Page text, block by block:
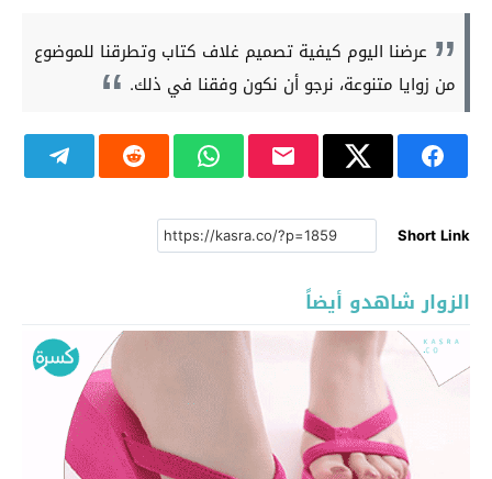
عرضنا اليوم كيفية تصميم غلاف كتاب وتطرقنا للموضوع
من زوايا متنوعة، نرجو أن نكون وفقنا في ذلك.
Short Link
الزوار شاهدو أيضاً